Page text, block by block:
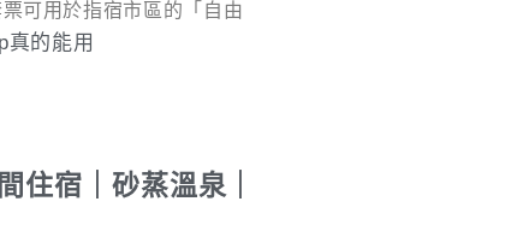
可用於指宿市區的「自由
住宿｜砂蒸溫泉｜
真的能用